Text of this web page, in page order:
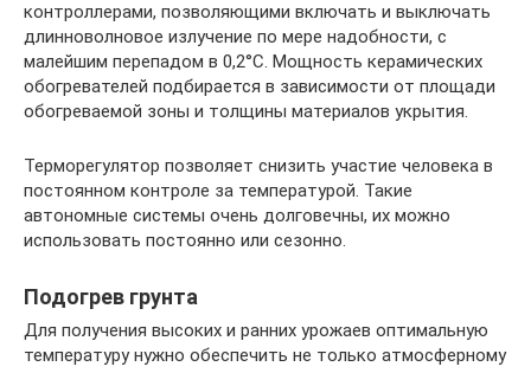
контроллерами, позволяющими включать и выключать
длинноволновое излучение по мере надобности, с
малейшим перепадом в 0,2°С. Мощность керамических
обогревателей подбирается в зависимости от площади
обогреваемой зоны и толщины материалов укрытия.
Терморегулятор позволяет снизить участие человека в
постоянном контроле за температурой. Такие
автономные системы очень долговечны, их можно
использовать постоянно или сезонно.
Подогрев грунта
Для получения высоких и ранних урожаев оптимальную
температуру нужно обеспечить не только атмосферному